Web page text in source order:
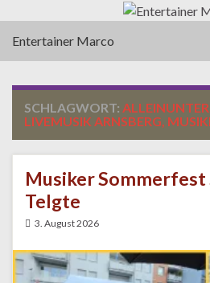
Entertainer Marco
SCHLAGWORT:
LIVEMUSIK ARNSBERG,
Musiker Sommerfest
Telgte
3. August 2026